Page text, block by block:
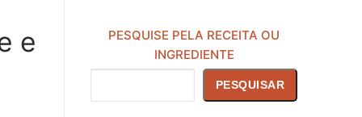
e
PESQUISE PELA RECEITA OU
INGREDIENTE
PESQUISAR